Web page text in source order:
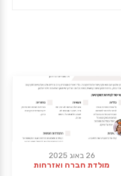
26 באוג 2025
מולדת חברה ואזרחות